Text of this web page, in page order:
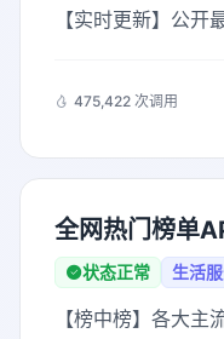
【实时更新】公开
475,422 次调用
全网热门榜单
状态正常 生活
【榜中榜】各大主